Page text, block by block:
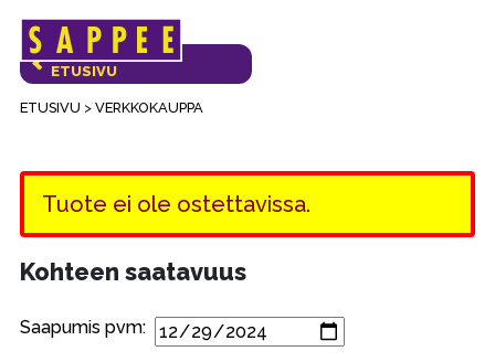
Päävalikko
ETUSIVU > VERKKOKAUPPA
VERKKOKAUPAN
ETUSIVU
Tuote ei ole ostettavissa.
Kohteen saatavuus
Saapumis pvm: